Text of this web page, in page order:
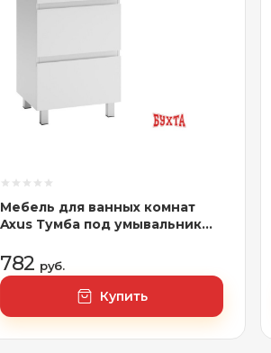
Мебель для ванных комнат
Axus Тумба под умывальник
782 руб.
Купить